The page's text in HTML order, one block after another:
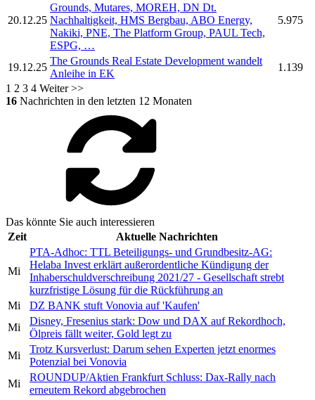
20.12.25
Grounds, Mutares, MOREH, DN Dt.
Nachhaltigkeit, HMS Bergbau, ABO Energy,
Nakiki, PNE, The Platform Group, PAUL Tech,
ESPG, …
5.975
19.12.25
The Grounds Real Estate Development wandelt
Anleihe in EK
1.139
1 2 3 4 Weiter >>
16 Nachrichten in den letzten 12 Monaten
Das könnte Sie auch interessieren
Zeit
Aktuelle Nachrichten
Mi
PTA-Adhoc: TTL Beteiligungs- und Grundbesitz-AG:
Helaba Invest erklärt außerordentliche Kündigung der
Inhaberschuldverschreibung 2021/27 - Gesellschaft strebt
kurzfristige Lösung für die Rückführung an
Mi
DZ BANK stuft Vonovia auf 'Kaufen'
Mi
Disney, Fresenius stark: Dow und DAX auf Rekordhoch,
Ölpreis fällt weiter, Gold legt zu
Mi
Trotz Kursverlust: Darum sehen Experten jetzt enormes
Potenzial bei Vonovia
Mi
ROUNDUP/Aktien Frankfurt Schluss: Dax-Rally nach
erneutem Rekord abgebrochen